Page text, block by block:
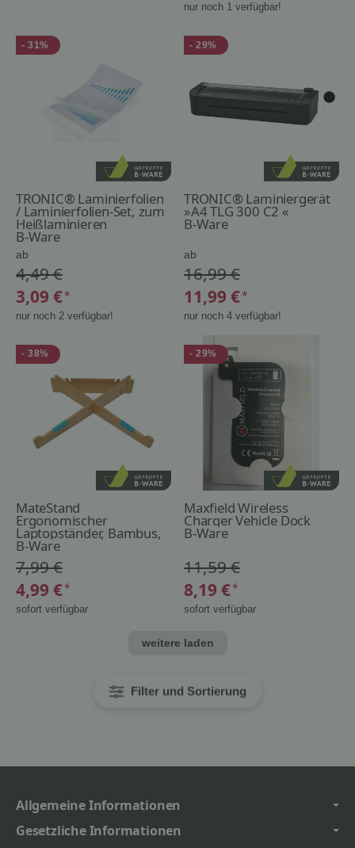
Filter und Sortierung
nur noch 1 verfügbar!
- 31%
TRONIC® Laminierfolien
/ Laminierfolien-Set, zum
Heißlaminieren
B-Ware
ab
4,49 €
3,09 €*
nur noch 2 verfügbar!
- 29%
TRONIC® Laminiergerät
»A4 TLG 300 C2 «
B-Ware
ab
16,99 €
11,99 €*
nur noch 4 verfügbar!
- 38%
MateStand
Ergonomischer
Laptopständer, Bambus,
bis 16 Zoll
B-Ware
7,99 €
4,99 €*
sofort verfügbar
- 29%
Maxfield Wireless
Charger Vehicle Dock
B-Ware
11,59 €
8,19 €*
sofort verfügbar
weitere laden
Allgemeine Informationen
Gesetzliche Informationen